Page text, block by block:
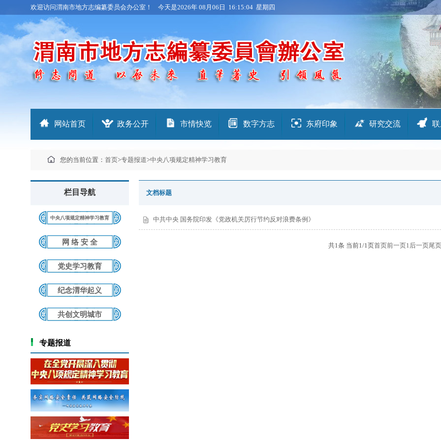
欢迎访问渭南市地方志编纂委员会办公室！ 今天是2026年 08月06日 16:15:04 星期四
网站首页 政务公开 市情快览 数字方志 东府印象 研究交流
您的当前位置： 首页>专题报道>中央八项规定精神学习教育
栏目导航
中央八项规定精神学习教育
网 络 安 全
党史学习教育
纪念渭华起义
共创文明城市
专题报道
文档标题
中共中央 国务院印发《党政机关厉行节约反对浪费条例》
共1条 当前1/1页首页前一页1后一页尾页